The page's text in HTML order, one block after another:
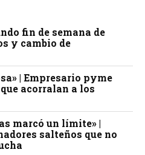
fin de semana de
y cambio de
| Empresario pyme
acorralan a los
marcó un límite» |
salteños que no